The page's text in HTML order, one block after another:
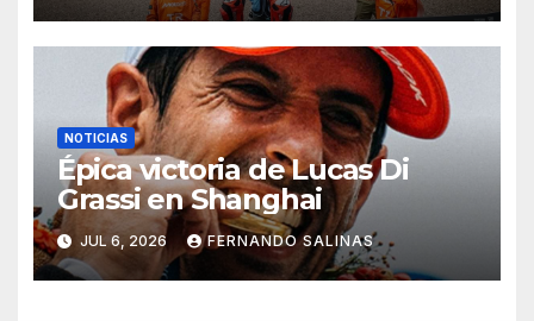
NOTICIAS
Épica victoria de Lucas Di
Grassi en Shanghai
JUL 6, 2026 FERNANDO SALINAS